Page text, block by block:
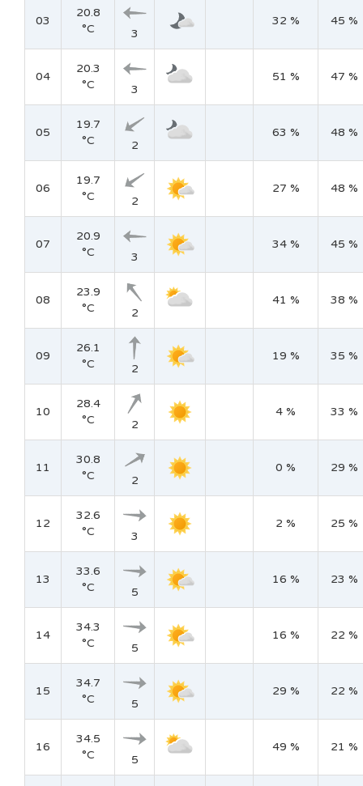
03
20.8
°C
3
32 % 45 %
04
20.3
°C
3
51 % 47 %
05
19.7
°C
2
63 % 48 %
06
19.7
°C
2
27 % 48 %
07
20.9
°C
3
34 % 45 %
08
23.9
°C
2
41 % 38 %
09
26.1
°C
2
19 % 35 %
10
28.4
°C
2
4 % 33 %
11
30.8
°C
2
0 % 29 %
12
32.6
°C
3
2 % 25 %
13
33.6
°C
5
16 % 23 %
14
34.3
°C
5
16 % 22 %
15
34.7
°C
5
29 % 22 %
16
34.5
°C
5
49 % 21 %